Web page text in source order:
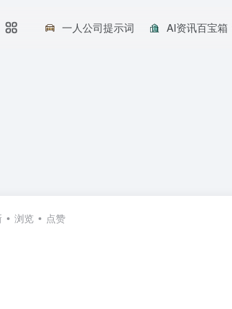
一人公司提示词 AI资讯百宝箱
浏览 点赞